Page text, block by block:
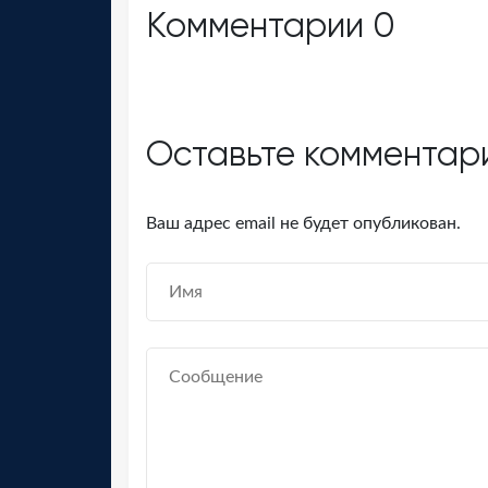
Комментарии 0
Оставьте
Ваш адрес email не будет опубликован.